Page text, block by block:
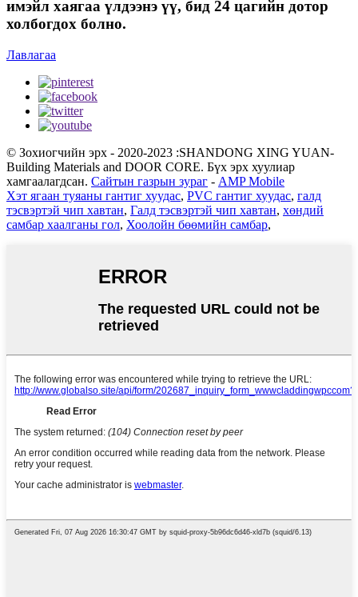
имэйл хаягаа үлдээнэ үү, бид 24 цагийн дотор
холбогдох болно.
Лавлагаа
© Зохиогчийн эрх - 2020-2023 :SHANDONG XING YUAN-
Building Materials and DOOR CORE. Бүх эрх хуулиар
хамгаалагдсан. Сайтын газрын зураг - AMP Mobile
Хэт ягаан туяаны гантиг хуудас, PVC гантиг хуудас, галд
тэсвэртэй чип хавтан, Галд тэсвэртэй чип хавтан, хөндий
самбар хаалганы гол, Хоолойн бөөмийн самбар,